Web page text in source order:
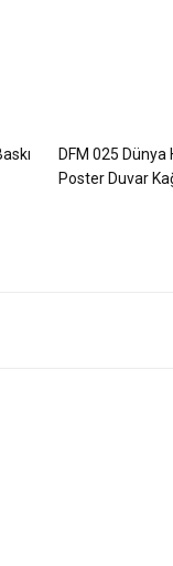
DFM 025 Dünya
Poster Duvar